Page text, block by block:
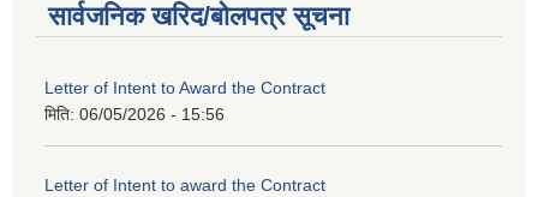
सार्वजनिक खरिद/बोलपत्र सूचना
Letter of Intent to Award the Contract
मिति: 06/05/2026 - 15:56
Letter of Intent to award the Contract